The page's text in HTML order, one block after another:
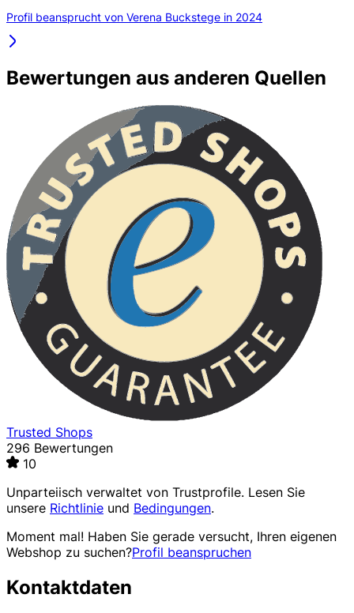
Profil beansprucht von Verena Buckstege in 2024
Bewertungen aus anderen Quellen
Trusted Shops
296 Bewertungen
10
Unparteiisch verwaltet von Trustprofile. Lesen Sie
unsere Richtlinie und Bedingungen.
Moment mal! Haben Sie gerade versucht, Ihren eigenen
Webshop zu suchen?Profil beanspruchen
Kontaktdaten